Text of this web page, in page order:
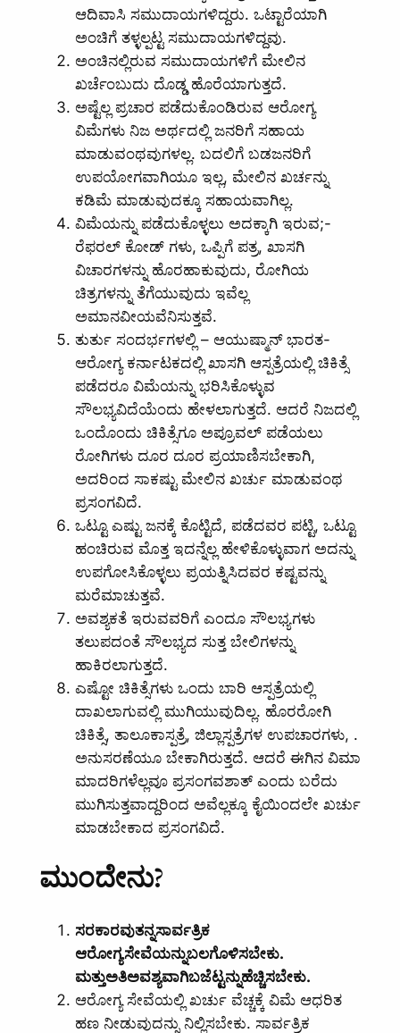
ಆದಿವಾಸಿ ಸಮುದಾಯಗಳಿದ್ದರು. ಒಟ್ಟಾರೆಯಾಗಿ
ಅಂಚಿಗೆ ತಳ್ಳಲ್ಪಟ್ಟ ಸಮುದಾಯಗಳಿದ್ದವು.
ಅಂಚಿನಲ್ಲಿರುವ ಸಮುದಾಯಗಳಿಗೆ ಮೇಲಿನ
ಖರ್ಚೆಂಬುದು ದೊಡ್ಡ ಹೊರೆಯಾಗುತ್ತದೆ.
ಅಷ್ಟೆಲ್ಲ ಪ್ರಚಾರ ಪಡೆದುಕೊಂಡಿರುವ ಆರೋಗ್ಯ
ವಿಮೆಗಳು ನಿಜ ಅರ್ಥದಲ್ಲಿ ಜನರಿಗೆ ಸಹಾಯ
ಮಾಡುವಂಥವುಗಳಲ್ಲ. ಬದಲಿಗೆ ಬಡಜನರಿಗೆ
ಉಪಯೋಗವಾಗಿಯೂ ಇಲ್ಲ, ಮೇಲಿನ ಖರ್ಚನ್ನು
ಕಡಿಮೆ ಮಾಡುವುದಕ್ಕೂ ಸಹಾಯವಾಗಿಲ್ಲ.
ವಿಮೆಯನ್ನು ಪಡೆದುಕೊಳ್ಳಲು ಅದಕ್ಕಾಗಿ ಇರುವ;-
ರೆಫರಲ್‌ ಕೋಡ್‌ ಗಳು, ಒಪ್ಪಿಗೆ ಪತ್ರ, ಖಾಸಗಿ
ವಿಚಾರಗಳನ್ನು ಹೊರಹಾಕುವುದು, ರೋಗಿಯ
ಚಿತ್ರಗಳನ್ನು ತೆಗೆಯುವುದು ಇವೆಲ್ಲ
ಅಮಾನವೀಯವೆನಿಸುತ್ತವೆ.
ತುರ್ತು ಸಂದರ್ಭಗಳಲ್ಲಿ – ಆಯುಷ್ಮಾನ್‌ ಭಾರತ-
ಆರೋಗ್ಯ ಕರ್ನಾಟಕದಲ್ಲಿ ಖಾಸಗಿ ಆಸ್ಪತ್ರೆಯಲ್ಲಿ ಚಿಕಿತ್ಸೆ
ಪಡೆದರೂ ವಿಮೆಯನ್ನು ಭರಿಸಿಕೊಳ್ಳುವ
ಸೌಲಭ್ಯವಿದೆಯೆಂದು ಹೇಳಲಾಗುತ್ತದೆ. ಆದರೆ ನಿಜದಲ್ಲಿ
ಒಂದೊಂದು ಚಿಕಿತ್ಸೆಗೂ ಅಪ್ರೂವಲ್‌ ಪಡೆಯಲು
ರೋಗಿಗಳು ದೂರ ದೂರ ಪ್ರಯಾಣಿಸಬೇಕಾಗಿ,
ಅದರಿಂದ ಸಾಕಷ್ಟು ಮೇಲಿನ ಖರ್ಚು ಮಾಡುವಂಥ
ಪ್ರಸಂಗವಿದೆ.
ಒಟ್ಟೂ ಎಷ್ಟು ಜನಕ್ಕೆ ಕೊಟ್ಟಿದೆ, ಪಡೆದವರ ಪಟ್ಟಿ, ಒಟ್ಟೂ
ಹಂಚಿರುವ ಮೊತ್ತ ಇದನ್ನೆಲ್ಲ ಹೇಳಿಕೊಳ್ಳುವಾಗ ಅದನ್ನು
ಉಪಗೋಸಿಕೊಳ್ಳಲು ಪ್ರಯತ್ನಿಸಿದವರ ಕಷ್ಟವನ್ನು
ಮರೆಮಾಚುತ್ತವೆ.
ಅವಶ್ಯಕತೆ ಇರುವವರಿಗೆ ಎಂದೂ ಸೌಲಭ್ಯಗಳು
ತಲುಪದಂತೆ ಸೌಲಭ್ಯದ ಸುತ್ತ ಬೇಲಿಗಳನ್ನು
ಹಾಕಿರಲಾಗುತ್ತದೆ.
ಎಷ್ಟೋ ಚಿಕಿತ್ಸೆಗಳು ಒಂದು ಬಾರಿ ಆಸ್ಪತ್ರೆಯಲ್ಲಿ
ದಾಖಲಾಗುವಲ್ಲಿ ಮುಗಿಯುವುದಿಲ್ಲ. ಹೊರರೋಗಿ
ಚಿಕಿತ್ಸೆ, ತಾಲೂಕಾಸ್ಪತ್ರೆ, ಜಿಲ್ಲಾಸ್ಪತ್ರೆಗಳ ಉಪಚಾರಗಳು, .
ಅನುಸರಣೆಯೂ ಬೇಕಾಗಿರುತ್ತದೆ. ಆದರೆ ಈಗಿನ ವಿಮಾ
ಮಾದರಿಗಳೆಲ್ಲವೂ ಪ್ರಸಂಗವಶಾತ್‌ ಎಂದು ಬರೆದು
ಮುಗಿಸುತ್ತವಾದ್ದರಿಂದ ಅವೆಲ್ಲಕ್ಕೂ ಕೈಯಿಂದಲೇ ಖರ್ಚು
ಮಾಡಬೇಕಾದ ಪ್ರಸಂಗವಿದೆ.
ಮುಂದೇನು?
ಸರಕಾರವುತನ್ನಸಾರ್ವತ್ರಿಕ
ಆರೋಗ್ಯಸೇವೆಯನ್ನುಬಲಗೊಳಿಸಬೇಕು.
ಮತ್ತುಅತಿಅವಶ್ಯವಾಗಿಬಜೆಟ್ಟನ್ನುಹೆಚ್ಚಿಸಬೇಕು.
ಆರೋಗ್ಯ ಸೇವೆಯಲ್ಲಿ ಖರ್ಚು ವೆಚ್ಚಕ್ಕೆ ವಿಮೆ ಆಧರಿತ
ಹಣ ನೀಡುವುದನ್ನು ನಿಲ್ಲಿಸಬೇಕು. ಸಾರ್ವತ್ರಿಕ